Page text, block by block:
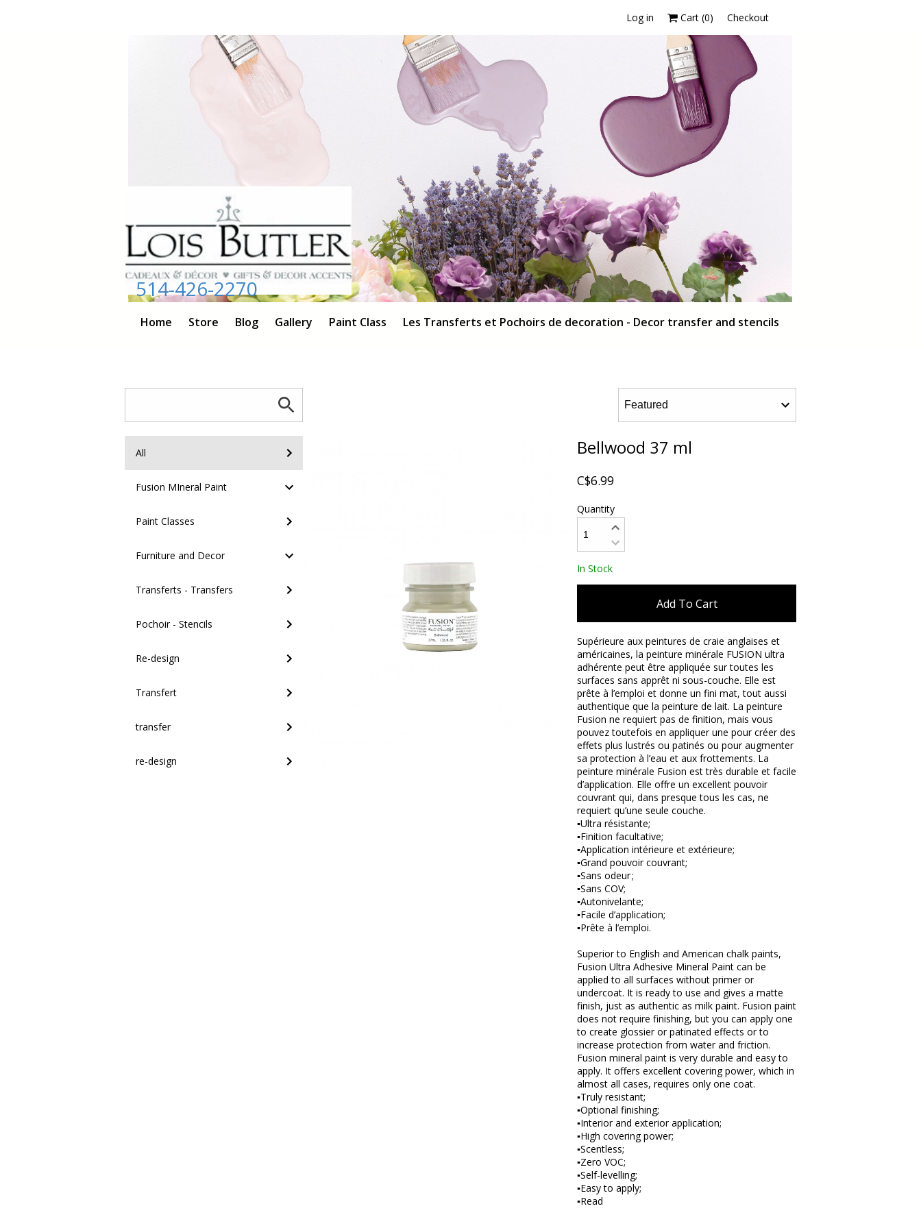
Log in Cart (0) Checkout
514-426-2270
Home Store Blog Gallery Paint Class Les Transferts et Pochoirs de decoration - Decor transfer and stencils
All
Fusion MIneral Paint
Paint Classes
Furniture and Decor
Transferts - Transfers
Pochoir - Stencils
Re-design
Transfert
transfer
re-design
Bellwood 37 ml
C$6.99
Quantity
In Stock
Add To Cart
Supérieure aux peintures de craie anglaises et
américaines, la peinture minérale FUSION ultra
adhérente peut être appliquée sur toutes les
surfaces sans apprêt ni sous-couche. Elle est
prête à l’emploi et donne un fini mat, tout aussi
authentique que la peinture de lait. La peinture
Fusion ne requiert pas de finition, mais vous
pouvez toutefois en appliquer une pour créer des
effets plus lustrés ou patinés ou pour augmenter
sa protection à l’eau et aux frottements. La
peinture minérale Fusion est très durable et facile
d’application. Elle offre un excellent pouvoir
couvrant qui, dans presque tous les cas, ne
requiert qu’une seule couche.
▪Ultra résistante;
▪Finition facultative;
▪Application intérieure et extérieure;
▪Grand pouvoir couvrant;
▪Sans odeur ;
▪Sans COV;
▪Autonivelante;
▪Facile d’application;
▪Prête à l’emploi.
Superior to English and American chalk paints,
Fusion Ultra Adhesive Mineral Paint can be
applied to all surfaces without primer or
undercoat. It is ready to use and gives a matte
finish, just as authentic as milk paint. Fusion paint
does not require finishing, but you can apply one
to create glossier or patinated effects or to
increase protection from water and friction.
Fusion mineral paint is very durable and easy to
apply. It offers excellent covering power, which in
almost all cases, requires only one coat.
▪Truly resistant;
▪Optional finishing;
▪Interior and exterior application;
▪High covering power;
▪Scentless;
▪Zero VOC;
▪Self-levelling;
▪Easy to apply;
▪Read